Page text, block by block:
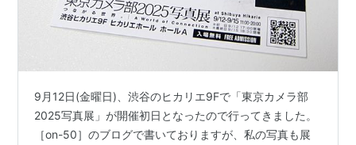
9月12日(金曜日)、渋谷のヒカリエ9Fで「東京カメラ部
2025写真展」が開催初日となったので行ってきました。
［on-50］のブログで書いておりますが、私の写真も展